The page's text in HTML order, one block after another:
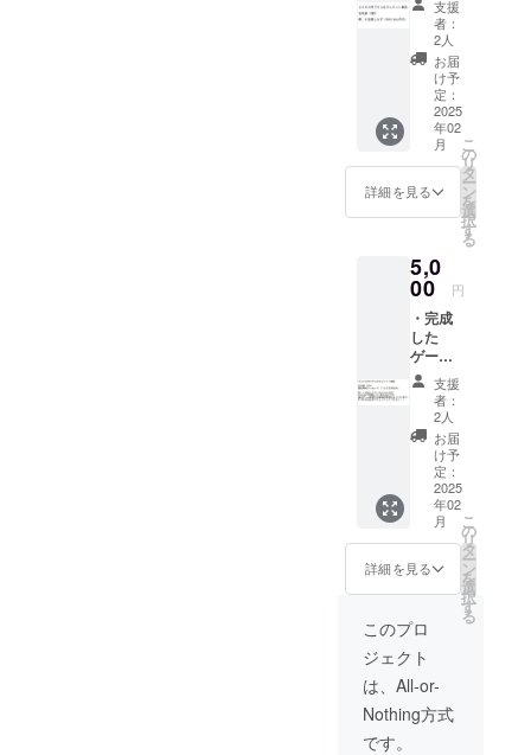
URLを記載いた
しますのでDLし
てください。 ┗
その他：配布期
間はこちらから
メールを送信
後、６０日以内
となりますので
お早めにDLをお
す。 ・ゲームの
オープニング画
に、スペシャル
サンクスとして
お名前の掲載
（ご本名である
必要はありませ
ん）。 ┗お名前
の表記方法は文
字のみになりま
すのでご了承く
ださい(ロゴ等は
不可)。 ┗スペ
シャルサンクス
はご希望者様の
みです。 ┗必ず
備考欄に掲載の
望しない』のど
ちらかをご記載
版 ・メ
イン
キャラ
クター
ボイス
を務め
た３人
の声優
さんに
よる
『撮り
下ろし
ス』 ┗
内容：
ボイス
収録を
終えて
作品の
感想や
一押し
ポイン
トなど
┗収録
時間：
３分～
５分程
度 ┗提
供方
法：ご
たメー
ルアド
レスに
ギガ
ファイ
ル便の
支援
者：
2人
お届
け予
定：
2025
年02
月
詳細を見る
こ
の
リ
タ
ー
ン
を
選
択
す
る
5,0
00 円
・完成
した
ゲーム
の製品
版 ・メ
イン
キャラ
クター
ボイス
を務め
た３人
の声優
さんに
よる
『撮り
下ろし
ボイ
ス』 ┗
内容：
ボイス
収録を
終えて
支援
者：
2人
お届
け予
定：
2025
年02
月
詳細を見る
こ
の
リ
タ
ー
ン
を
選
択
す
る
このプロ
ジェクト
は、All-or-
Nothing方式
です。